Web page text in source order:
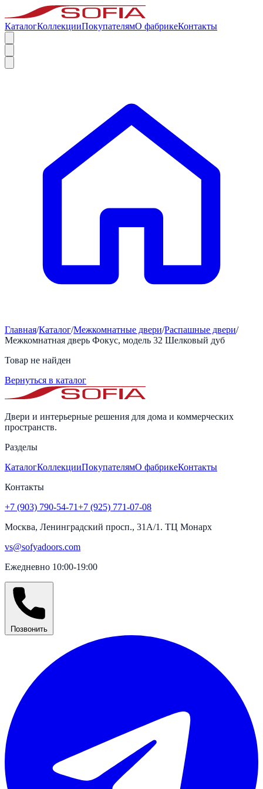
КаталогКоллекцииПокупателямО фабрикеКонтакты
Главная/Каталог/Межкомнатные двери/Распашные двери/
Межкомнатная дверь Фокус, модель 32 Шелковый дуб
Товар не найден
Вернуться в каталог
Двери и интерьерные решения для дома и коммерческих
пространств.
Разделы
КаталогКоллекцииПокупателямО фабрикеКонтакты
Контакты
+7 (903) 790-54-71+7 (925) 771-07-08
Москва, Ленинградский просп., 31А/1. ТЦ Монарх
vs@sofyadoors.com
Ежедневно 10:00-19:00
Позвонить